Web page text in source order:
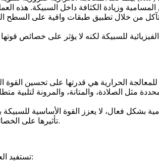
وزيادة الكثافة داخل السبيكة. هذه
من خلال تطبيق طبقات واقية على السطح
للمعالجة الحرارية هي قدرتها على تحسين
مثل الصلادة، والمتانة، والمرونة لتلبية
تأثيرها على الخصائص الهيكلية محدود. وبالتالي، تظل المعالجة الحرارية الحل الأكثر شمولاً لتعظيم أداء مسبوكات السبائك الفائقة في التطبيقات عالية الطلب.
تستفيد العديد من أنواع أجزاء السبائك الفائقة من المعالجة الحرارية. إليك قائمة بالأجزاء القياسية التي تكتسب خصائص محسنة من خلال هذه العملية: